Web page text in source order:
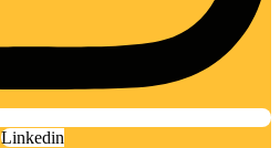
Linkedin